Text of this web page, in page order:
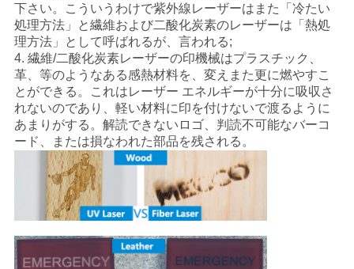
地
図
PRIVACY
POLICY
下さい。こういうわけで紫外線レーザーはまた「冷たい
処理方法」と繊維および二酸化炭素のレーザーは「熱処
理方法」として呼ばれるが、言われる;
4. 繊維/二酸化炭素レーザーの印機械はプラスチック、
革、等のようなある感熱材料を、変えまた更に燃やすこ
とができる。これはレーザー エネルギーが十分に吸収さ
れないのであり、軽い材料に印を付けないで渡るように
あまりがする。解読できないロゴ、判読不可能なバーコ
ード、または損なわれた部品を残される。